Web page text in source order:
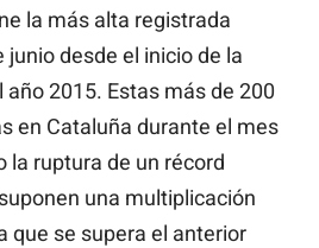
la más alta registrada
junio desde el inicio de la
2015. Estas más de 200
en Cataluña durante el mes
la ruptura de un récord
una multiplicación
que se supera el anterior